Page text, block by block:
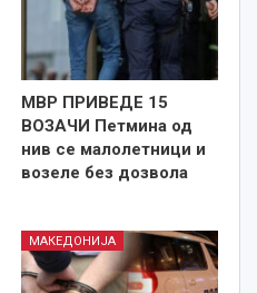
МВР ПРИВЕДЕ 15
ВОЗАЧИ Петмина од
нив се малолетници и
возеле без дозвола
МАКЕДОНИЈА